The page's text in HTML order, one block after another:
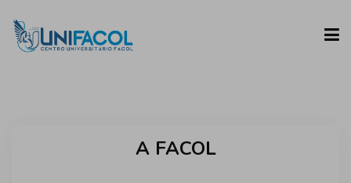
A FACOL